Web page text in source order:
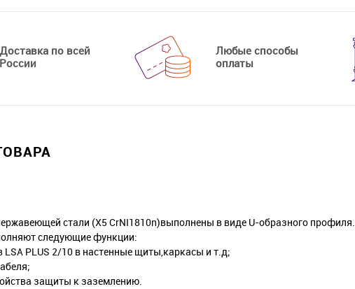
Доставка по всей
России
Любые способы
оплаты
стали (X5 CrNI1810n)выполнены в виде U-образного профиля.
следующие функции:
LSA PLUS 2/10 в настенные щиты,каркасы и т.д;
защиты к заземлению.